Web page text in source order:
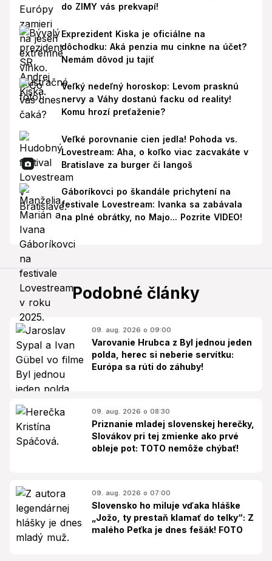
do ZIMY vás prekvapí!
Exprezident Kiska je oficiálne na
dôchodku: Aká penzia mu cinkne na účet?
Nemám dôvod ju tajiť
Veľký nedeľný horoskop: Levom prasknú
nervy a Váhy dostanú facku od reality!
Komu hrozí preťaženie?
Veľké porovnanie cien jedla! Pohoda vs.
Lovestream: Aha, o koľko viac zacvakáte v
Bratislave za burger či langoš
Gáboríkovci po škandále prichytení na
festivale Lovestream: Ivanka sa zabávala
na plné obrátky, no Majo... Pozrite VIDEO!
Podobné články
09. aug. 2026 o 09:00
Varovanie Hrubca z Byl jednou jeden
polda, herec si neberie servítku:
Európa sa rúti do záhuby!
09. aug. 2026 o 08:30
Priznanie mladej slovenskej herečky,
Slovákov pri tej zmienke ako prvé
obleje pot: TOTO nemôže chýbať!
09. aug. 2026 o 07:00
Slovensko ho miluje vďaka hláške
„Jožo, ty prestaň klamať do telky“: Z
malého Peťka je dnes fešák! FOTO